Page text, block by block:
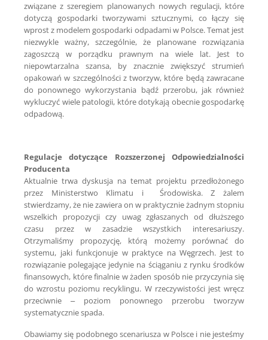
związane z szeregiem planowanych nowych regulacji, które
dotyczą gospodarki tworzywami sztucznymi, co łączy się
wprost z modelem gospodarki odpadami w Polsce. Temat jest
niezwykle ważny, szczególnie, że planowane rozwiązania
zagoszczą w porządku prawnym na wiele lat. Jest to
niepowtarzalna szansa, by znacznie zwiększyć strumień
opakowań w szczególności z tworzyw, które będą zawracane
do ponownego wykorzystania bądź przerobu, jak również
wykluczyć wiele patologii, które dotykają obecnie gospodarkę
odpadową.
Regulacje dotyczące Rozszerzonej Odpowiedzialności
Producenta
Aktualnie trwa dyskusja na temat projektu przedłożonego
przez Ministerstwo Klimatu i Środowiska. Z żalem
stwierdzamy, że nie zawiera on w praktycznie żadnym stopniu
wszelkich propozycji czy uwag zgłaszanych od dłuższego
czasu przez w zasadzie wszystkich interesariuszy.
Otrzymaliśmy propozycję, którą możemy porównać do
systemu, jaki funkcjonuje w praktyce na Węgrzech. Jest to
rozwiązanie polegające jedynie na ściąganiu z rynku środków
finansowych, które finalnie w żaden sposób nie przyczynia się
do wzrostu poziomu recyklingu. W rzeczywistości jest wręcz
przeciwnie – poziom ponownego przerobu tworzyw
systematycznie spada.
Obawiamy się podobnego scenariusza w Polsce i nie jesteśmy